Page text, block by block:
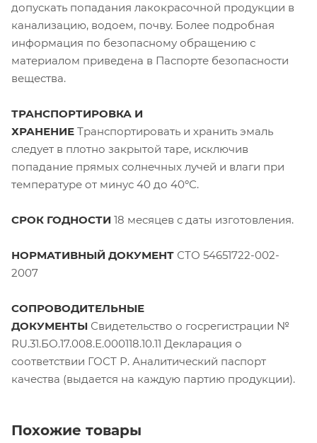
допускать попадания лакокрасочной продукции в
канализацию, водоем, почву. Более подробная
информация по безопасному обращению с
материалом приведена в Паспорте безопасности
вещества.
ТРАНСПОРТИРОВКА И
ХРАНЕНИЕ Транспортировать и хранить эмаль
следует в плотно закрытой таре, исключив
попадание прямых солнечных лучей и влаги при
температуре от минус 40 до 40ºС.
СРОК ГОДНОСТИ 18 месяцев с даты изготовления.
НОРМАТИВНЫЙ ДОКУМЕНТ СТО 54651722-002-
2007
СОПРОВОДИТЕЛЬНЫЕ
ДОКУМЕНТЫ Свидетельство о госрегистрации №
RU.31.БО.17.008.Е.000118.10.11 Декларация о
соответствии ГОСТ Р. Аналитический паспорт
качества (выдается на каждую партию продукции).
Похожие товары